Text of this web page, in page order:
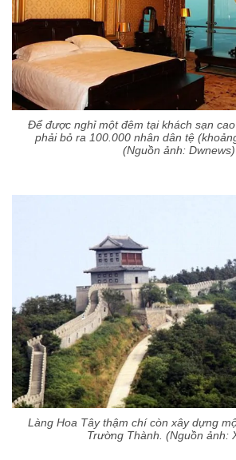
Để được nghỉ một đêm tại khách sạn
phải bỏ ra 100.000 nhân dân tệ
(Nguồn ảnh: Dwnews)
Làng Hoa Tây thậm chí còn xây dựng
Trường Thành. (Nguồn ảnh: